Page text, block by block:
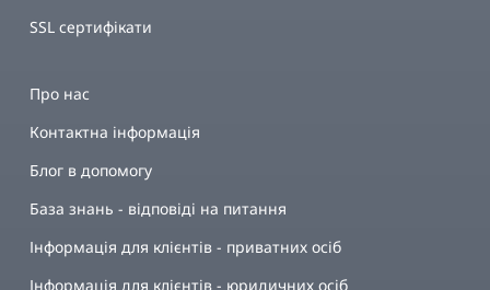
SSL сертифікати
Про нас
Контактна інформація
Блог в допомогу
База знань - відповіді на питання
Інформація для клієнтів - приватних осіб
Інформація для клієнтів - юридичних осіб